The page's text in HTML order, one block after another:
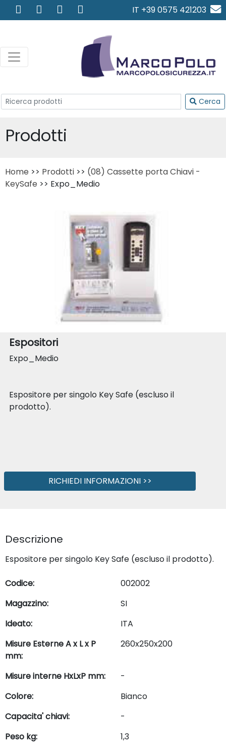
IT +39 0575 421203
Cerca
Prodotti
Home >> Prodotti >> (08) Cassette porta Chiavi -
KeySafe >> Expo_Medio
Espositori
Expo_Medio
Espositore per singolo Key Safe (escluso il
prodotto).
RICHIEDI INFORMAZIONI >>
Descrizione
Espositore per singolo Key Safe (escluso il prodotto).
Codice:
002002
Magazzino:
SI
Ideato:
ITA
Misure Esterne A x L x P
mm:
260x250x200
Misure interne HxLxP mm:
-
Colore:
Bianco
Capacita' chiavi:
-
Peso kg:
1,3